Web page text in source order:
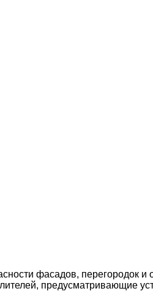
фасадов, перегородок и
предусматривающие